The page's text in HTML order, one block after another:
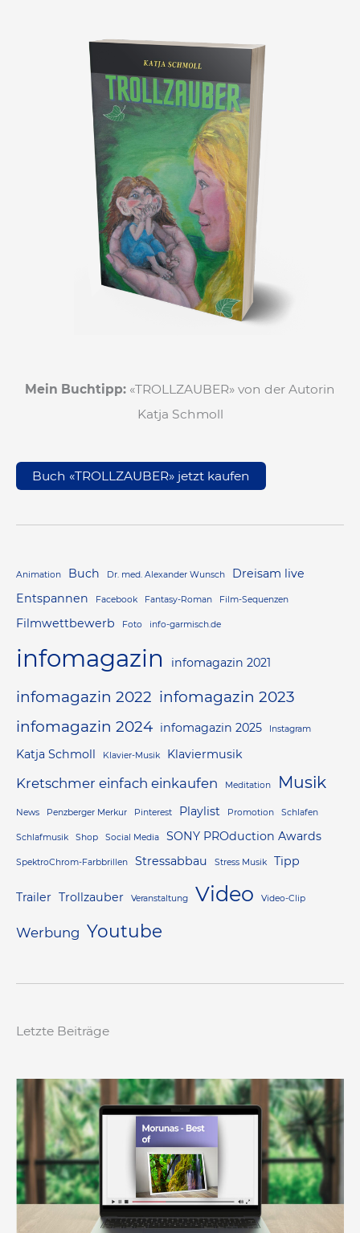
Mein Buchtipp: «TROLLZAUBER» von der Autorin
Katja Schmoll
Buch «TROLLZAUBER» jetzt kaufen
Animation Buch Dr. med. Alexander Wunsch
Dreisam live
Entspannen
Facebook Fantasy-Roman Film-Sequenzen
Filmwettbewerb Foto info-garmisch.de
infomagazin infomagazin 2021
infomagazin 2022 infomagazin 2023
infomagazin 2024 infomagazin 2025 Instagram
Katja Schmoll Klavier-Musik Klaviermusik
Kretschmer einfach einkaufen Meditation Musik
News Penzberger Merkur Pinterest Playlist Promotion Schlafen
Schlafmusik Shop Social Media SONY PROduction Awards
SpektroChrom-Farbbrillen Stressabbau Stress Musik Tipp
Trailer Trollzauber Veranstaltung Video Video-Clip
Werbung Youtube
Letzte Beiträge